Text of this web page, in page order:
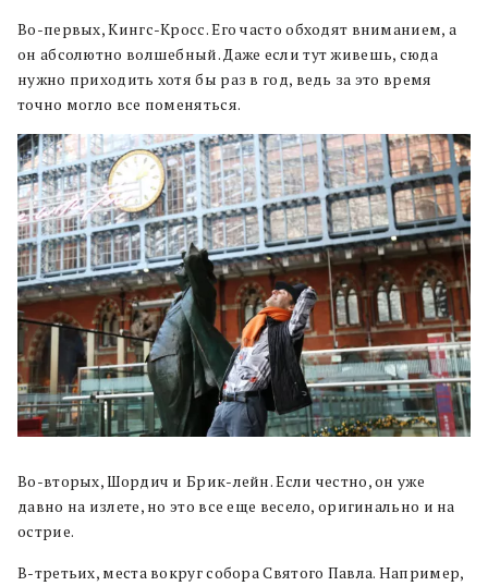
Во-первых, Кингс-Кросс. Его часто обходят вниманием, а
он абсолютно волшебный. Даже если тут живешь, сюда
нужно приходить хотя бы раз в год, ведь за это время
точно могло все поменяться.
Во-вторых, Шордич и Брик-лейн. Если честно, он уже
давно на излете, но это все еще весело, оригинально и на
острие.
В-третьих, места вокруг собора Святого Павла. Например,